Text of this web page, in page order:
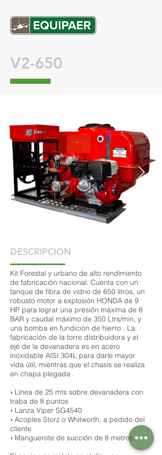
V2-650
DESCRIPCION
Kit Forestal y urbano de alto rendimiento
de fabricación nacional. Cuenta con un
tanque de fibra de vidrio de 650 litros, un
robusto motor a explosión HONDA de 9
HP para lograr una presión máxima de 8
BAR y caudal máximo de 350 Ltrs/min, y
una bomba en fundición de hierro . La
fabricación de la torre distribuidora y el
eje de la devanadera es en acero
inoxidable AISI 304L para darle mayor
vida ùtil, mientras que el chasis se realiza
en chapa plegada .
› Línea de 25 mts sobre devanadera con
traba de 8 puntos
› Lanza Viper SG4540
› Acoples Storz o Whitworth, a pedido del
cliente
› Manguerote de succión de 8 metros